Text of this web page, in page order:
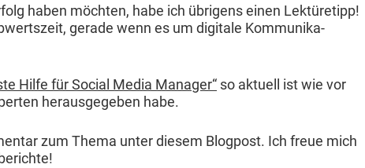
haben möcht­en, habe ich übri­gens einen Lek­türetipp!
ger­ade wenn es um dig­i­tale Kom­mu­nika­
Hil­fe für Social Media Man­ag­er“ so aktuell ist wie vor
her­aus­gegeben habe.
zum The­ma unter diesem Blog­post. Ich freue mich